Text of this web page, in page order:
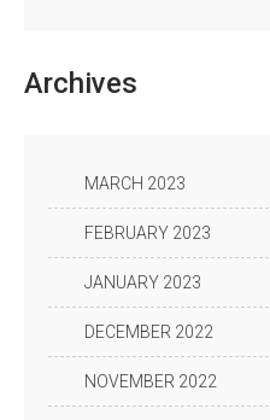
Archives
MARCH 2023
FEBRUARY 2023
JANUARY 2023
DECEMBER 2022
NOVEMBER 2022